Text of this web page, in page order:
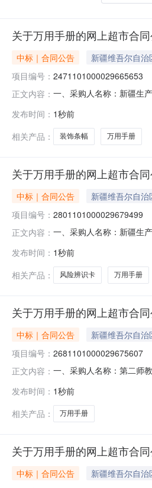
关于万用手册的网上超市合
中标｜合同公告 新疆维吾尔自
项目编号： 2471101000029665653
正文内容： 一、采购人名称：新疆生
小册子旭辰文具
发布时间： 1秒前
相关产品：
装饰条幅 万用手册
关于万用手册的网上超市合
中标｜合同公告
新疆维吾尔自
项目编号： 2801101000029679499
正文内容： 一、采购人名称：新疆生
(元)1中安环宇ZAK10001
发布时间： 1秒前
相关产品：
风险辨识卡 万用手册
关于万用手册的网上超市合
中标｜合同公告
新疆维吾尔自
项目编号： 2681101000029675607
正文内容： 一、采购人名称：第二师
标的基本概况：七、其它
发布时间： 1秒前
相关产品：
万用手册
关于万用手册的网上超市合
中标｜合同公告
新疆维吾尔自